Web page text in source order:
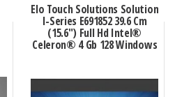
Elo Touch Solutions Solution
I-Series E691852 39.6 Cm
(15.6″) Full Hd Intel®
Celeron® 4 Gb 128 Windows